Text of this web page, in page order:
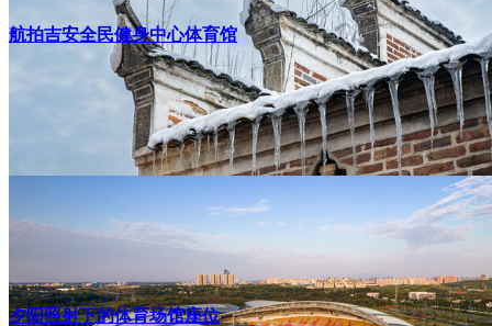
航拍吉安全民健身中心体育馆
夕阳照射下的体育场馆座位